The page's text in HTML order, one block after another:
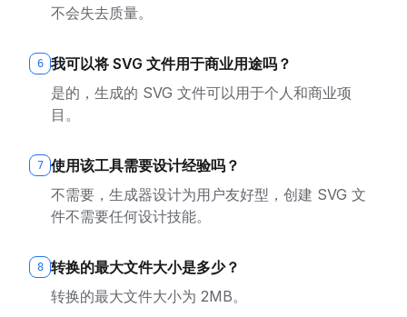
不会失去质量。
6
我可以将 SVG 文件用于商业用途吗？
是的，生成的 SVG 文件可以用于个人和商业项
目。
7
使用该工具需要设计经验吗？
不需要，生成器设计为用户友好型，创建 SVG 文
件不需要任何设计技能。
8
转换的最大文件大小是多少？
转换的最大文件大小为 2MB。